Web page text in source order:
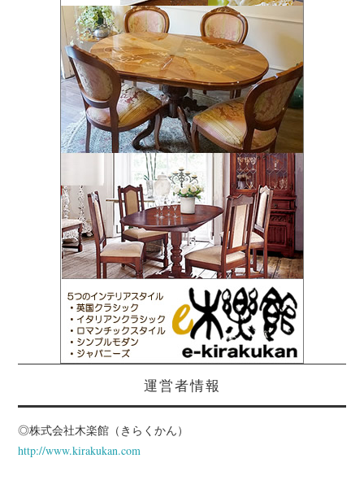
運営者情報
◎株式会社木楽館（きらくかん）
http://www.kirakukan.com